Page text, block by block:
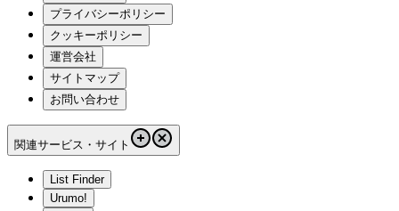
プライバシーポリシー
クッキーポリシー
運営会社
サイトマップ
お問い合わせ
関連サービス・サイト
List Finder
Urumo!